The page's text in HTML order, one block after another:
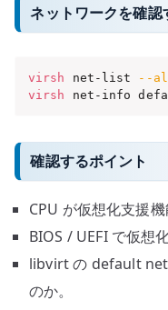
ネットワークを確認
virsh net-list
--
virsh net-info
確認するポイント
CPU が仮想化支援機
BIOS / UEFI で仮想
libvirt の default
のか。